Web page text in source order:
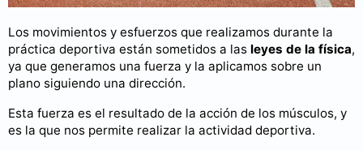
Los movimientos y esfuerzos que realizamos durante la
práctica deportiva están sometidos a las leyes de la física,
ya que generamos una fuerza y la aplicamos sobre un
plano siguiendo una dirección.
Esta fuerza es el resultado de la acción de los músculos, y
es la que nos permite realizar la actividad deportiva.